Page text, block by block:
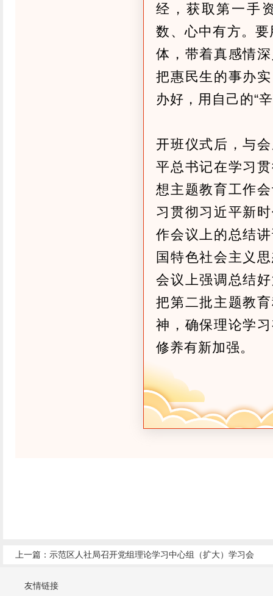
经，获取第一手
数、心中有方。要
体，带着真感情
把惠民生的事办
办好，用自己的“
开班仪式后，与
平总书记在学习
想主题教育工作
习贯彻习近平新
作会议上的总结
国特色社会主义
会议上强调总结
把第二批主题教
神，确保理论学
修养有新加强。
上一篇：示范区人社局召开党组理论学习中心组（扩大）学习会
友情链接